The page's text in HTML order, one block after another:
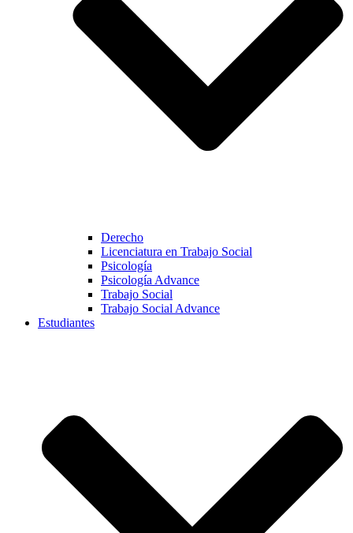
Derecho
Licenciatura en Trabajo Social
Psicología
Psicología Advance
Trabajo Social
Trabajo Social Advance
Estudiantes